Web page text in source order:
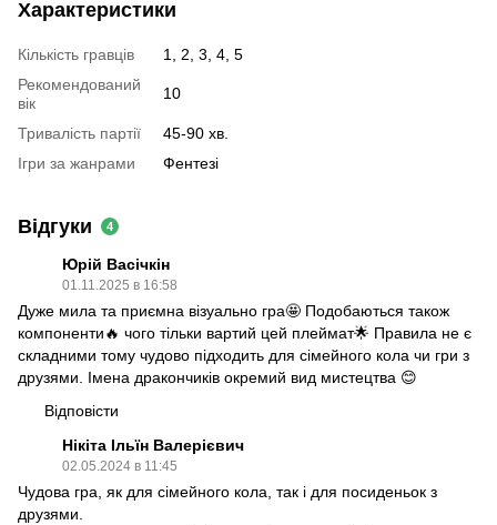
Характеристики
Кількість гравців
1, 2, 3, 4, 5
Рекомендований
вік
10
Тривалість партії
45-90 хв.
Ігри за жанрами
Фентезі
Відгуки 4
Юрій Васічкін
01.11.2025 в 16:58
Дуже мила та приємна візуально гра🤩 Подобаються також
компоненти🔥 чого тільки вартий цей плеймат🌟 Правила не є
складними тому чудово підходить для сімейного кола чи гри з
друзями. Імена дракончиків окремий вид мистецтва 😊
Відповісти
Нікіта Ільїн Валерієвич
02.05.2024 в 11:45
Чудова гра, як для сімейного кола, так і для посиденьок з
друзями.